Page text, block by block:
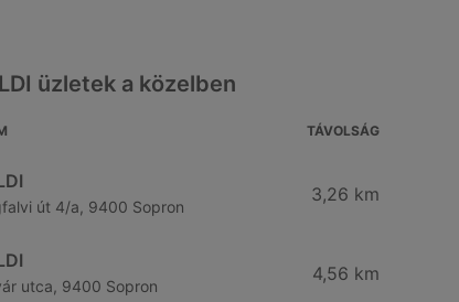
üzletek a közelben
TÁVOLSÁG
út 4/a, 9400 Sopron
3,26 km
utca, 9400 Sopron
4,56 km